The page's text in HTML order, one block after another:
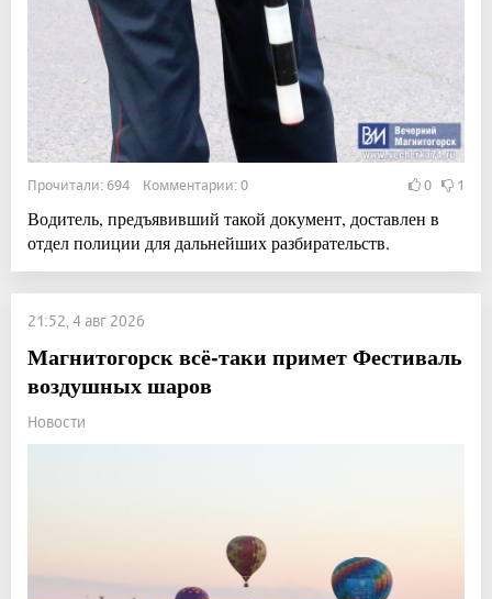
Прочитали: 694 Комментарии: 0 0 1
Водитель, предъявивший такой документ, доставлен в
отдел полиции для дальнейших разбирательств.
21:52, 4 авг 2026
Магнитогорск всё-таки примет Фестиваль
воздушных шаров
Новости